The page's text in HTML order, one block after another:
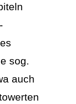
sog.
auch